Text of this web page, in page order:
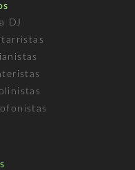
DJ